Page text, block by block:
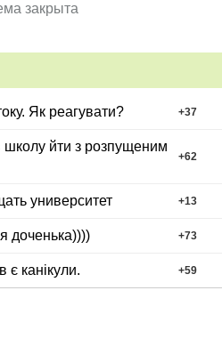
закрыта
Як реагувати? +37
школу йти з розпущеним
+62
университет +13
доченька)))) +73
Як класно, що в у вчителів є канікули. +59